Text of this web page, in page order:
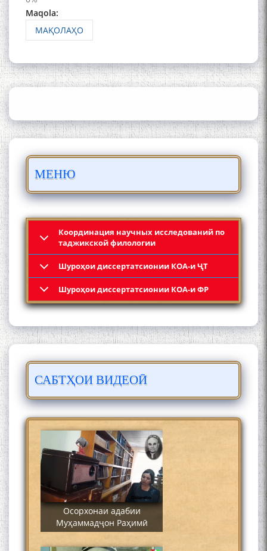
Maqola:
МАҚОЛАҲО
МЕНЮ
Координация научных исследований по
таджикской филологии
Шyроҳои диссертатсионии КОА-и ҶТ
Шyроҳои диссертатсионии КОА-и ФР
САБТҲОИ ВИДЕОӢ
АЗ ҶОНИБИ ОЛИМОНИ
АКАДЕМИЯИ МИЛЛИИ
БО 4 000 000 СОМОНӢ
ПАЙКАРА ВА ОСОРХОНАИ
ШУД!
Кадамчо Худои Шарифзода
Сайре дар Осорхона
Муҳаммадҷон Раҳимӣ
Осорхонаи адабии
Муҳаммадҷон Раҳимӣ